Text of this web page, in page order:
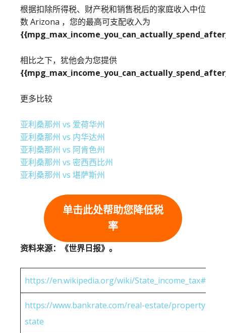
根据扣除所得税、财产税和销售税后的家庭收入中位
数 Arizona ，您的最高可支配收入为
相比之下，犹他会为您提供
更多比较
亚利桑那州 vs 爱荷华州
亚利桑那州 vs 内华达州
亚利桑那州 vs 阿肯色州
亚利桑那州 vs 密西西比州
亚利桑那州 vs 堪萨斯州
单击此处帮助您降低税
率
资料来源：《世界日报》。
https://en.wikipedia.org/wiki/
https://www.bankrate.com/real-estate/property-
state